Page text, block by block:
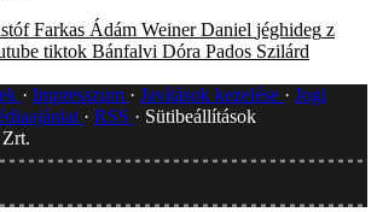
Farkas Ádám Weiner Daniel jéghideg z
tiktok Bánfalvi Dóra Pados Szilárd
Impresszum Javítások kezelése
Jogi
RSS
Sütibeállítások